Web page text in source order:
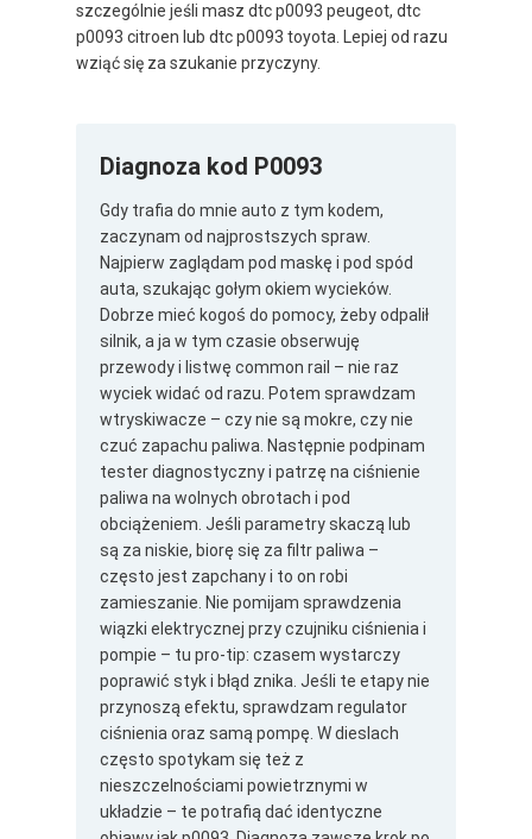
szczególnie jeśli masz dtc p0093 peugeot, dtc
p0093 citroen lub dtc p0093 toyota. Lepiej od razu
wziąć się za szukanie przyczyny.
Diagnoza kod P0093
Gdy trafia do mnie auto z tym kodem,
zaczynam od najprostszych spraw.
Najpierw zaglądam pod maskę i pod spód
auta, szukając gołym okiem wycieków.
Dobrze mieć kogoś do pomocy, żeby odpalił
silnik, a ja w tym czasie obserwuję
przewody i listwę common rail – nie raz
wyciek widać od razu. Potem sprawdzam
wtryskiwacze – czy nie są mokre, czy nie
czuć zapachu paliwa. Następnie podpinam
tester diagnostyczny i patrzę na ciśnienie
paliwa na wolnych obrotach i pod
obciążeniem. Jeśli parametry skaczą lub
są za niskie, biorę się za filtr paliwa –
często jest zapchany i to on robi
zamieszanie. Nie pomijam sprawdzenia
wiązki elektrycznej przy czujniku ciśnienia i
pompie – tu pro-tip: czasem wystarczy
poprawić styk i błąd znika. Jeśli te etapy nie
przynoszą efektu, sprawdzam regulator
ciśnienia oraz samą pompę. W dieslach
często spotykam się też z
nieszczelnościami powietrznymi w
układzie – te potrafią dać identyczne